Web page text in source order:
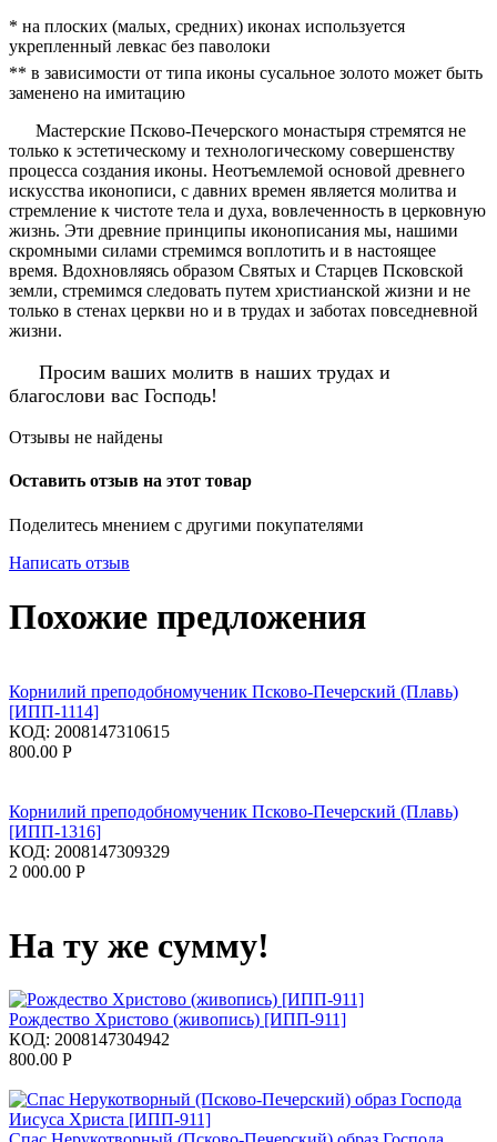
* на плоских (малых, средних) иконах используется
укрепленный левкас без паволоки
** в зависимости от типа иконы сусальное золото может быть
заменено на имитацию
Мастерские Псково-Печерского монастыря стремятся не
только к эстетическому и технологическому совершенству
процесса создания иконы. Неотъемлемой основой древнего
искусства иконописи, с давних времен является молитва и
стремление к чистоте тела и духа, вовлеченность в церковную
жизнь. Эти древние принципы иконописания мы, нашими
скромными силами стремимся воплотить и в настоящее
время. Вдохновляясь образом Святых и Старцев Псковской
земли, стремимся следовать путем христианской жизни и не
только в стенах церкви но и в трудах и заботах повседневной
жизни.
Просим ваших молитв в наших трудах и
благослови вас Господь!
Отзывы не найдены
Оставить отзыв на этот товар
Поделитесь мнением с другими покупателями
Написать отзыв
Похожие предложения
Корнилий преподобномученик Псково-Печерский (Плавь)
[ИПП-1114]
КОД: 2008147310615
800.00 Р
Корнилий преподобномученик Псково-Печерский (Плавь)
[ИПП-1316]
КОД: 2008147309329
2 000.00 Р
На ту же сумму!
Рождество Христово (живопись) [ИПП-911]
КОД: 2008147304942
800.00 Р